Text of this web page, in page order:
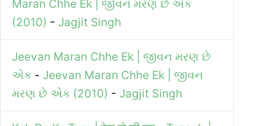
Maran Chhe Ek | જીવન મરણ છે એક
(2010) - Jagjit Singh
Jeevan Maran Chhe Ek | જીવન મરણ છે
એક - Jeevan Maran Chhe Ek | જીવન
મરણ છે એક (2010) - Jagjit Singh